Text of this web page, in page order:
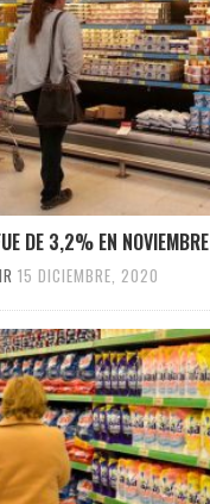
DE 3,2% EN NOVIEMBRE
15 DICIEMBRE, 2020